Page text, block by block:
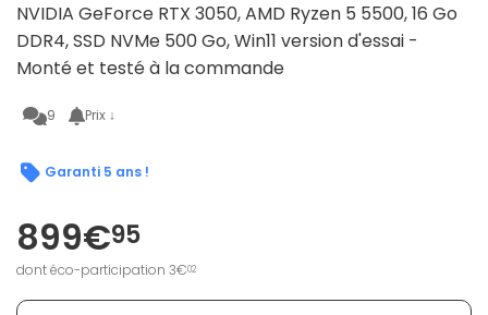
NVIDIA GeForce RTX 3050, AMD Ryzen 5 5500, 16 Go
DDR4, SSD NVMe 500 Go, Win11 version d'essai -
Monté et testé à la commande
9 Prix ↓
Garanti 5 ans !
899€95
dont éco-participation 3€02